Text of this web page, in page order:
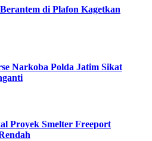
di Plafon Kagetkan
Narkoba Polda Jatim Sikat
Proyek Smelter Freeport